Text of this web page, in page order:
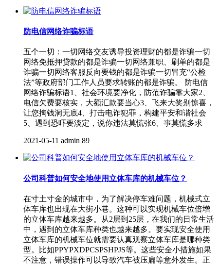
防电信网络诈骗标语
五个一切：一切网络交友诱导投资理财的都是诈骗一切
网络免抵押贷款的都是诈骗一切网络兼职、刷单的都是
诈骗一切网络客服反向要钱的都是诈骗一切冒充“公检
法”等政府部门工作人员要求转账的都是诈骗。 防电信
网络诈骗标语1、社会环境要净化，防范诈骗靠大家2、
电信欠费要核实，大额汇款要当心3、飞来大奖别惊喜，
让您掏钱洞无底4、打击电诈犯罪，构建平安和谐社会
5、遇到恐吓要淡定，说你违法莫慌张6、事莫慌多求
2021-05-11 admin 89
公司科普如何安全地使用立体车库的机械车位？
在寸土寸金的城市中，为了解决停车难问题，机械式立
体车库也出现在大街小巷。这种可以实现机械车位倍增
的立体车库越来越多。从2层到25层，在我们的日常生活
中，遇到的立体车库种类也越来越多。要实现安全使用
立体车库的机械车位就需要认真观察立体车库是哪种类
型。比如PPYPXDPCSPSHPJS等。这些安全小措施如果
不注意，错误操作可以导致汽车被压扁等意外发生。正